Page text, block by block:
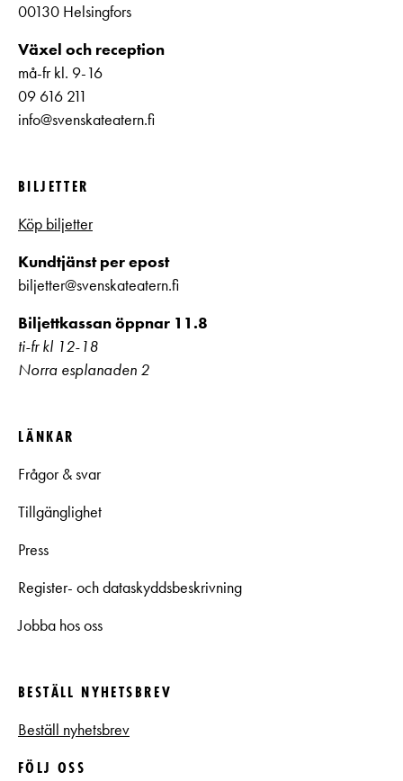
00130 Helsingfors
Växel och reception
må-fr kl. 9-16
09 616 211
info@svenskateatern.fi
BILJETTER
Köp biljetter
Kundtjänst per epost
biljetter@svenskateatern.fi
Biljettkassan öppnar 11.8
ti-fr kl 12-18
Norra esplanaden 2
LÄNKAR
Frågor & svar
Tillgänglighet
Press
Register- och dataskyddsbeskrivning
Jobba hos oss
BESTÄLL NYHETSBREV
Beställ nyhetsbrev
FÖLJ OSS